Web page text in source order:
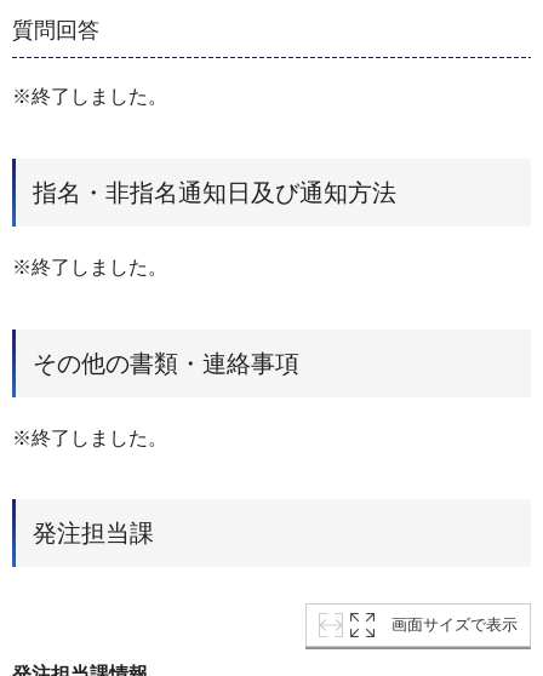
質問回答
※終了しました。
指名・非指名通知日及び通知方法
※終了しました。
その他の書類・連絡事項
※終了しました。
発注担当課
画面サイズで表示